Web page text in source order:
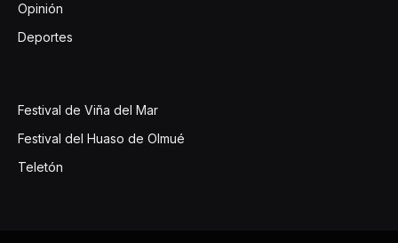
Opinión
Deportes
Festival de Viña del Mar
Festival del Huaso de Olmué
Teletón